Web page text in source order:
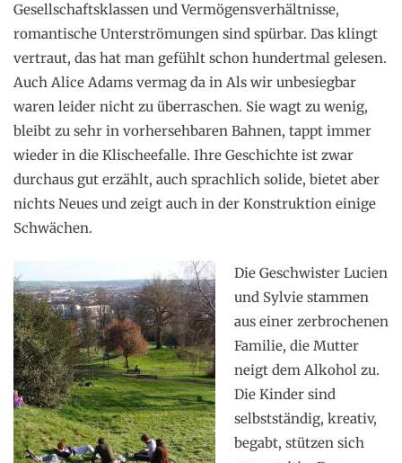
Gesellschaftsklassen und Vermögensverhältnisse,
romantische Unterströmungen sind spürbar. Das klingt
vertraut, das hat man gefühlt schon hundertmal gelesen.
Auch Alice Adams vermag da in Als wir unbesiegbar
waren leider nicht zu überraschen. Sie wagt zu wenig,
bleibt zu sehr in vorhersehbaren Bahnen, tappt immer
wieder in die Klischeefalle. Ihre Geschichte ist zwar
durchaus gut erzählt, auch sprachlich solide, bietet aber
nichts Neues und zeigt auch in der Konstruktion einige
Schwächen.
Die Geschwister Lucien
und Sylvie stammen
aus einer zerbrochenen
Familie, die Mutter
neigt dem Alkohol zu.
Die Kinder sind
selbstständig, kreativ,
begabt, stützen sich